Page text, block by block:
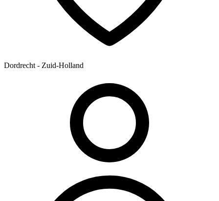
Dordrecht - Zuid-Holland